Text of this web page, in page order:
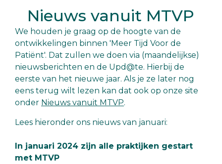
Nieuws vanuit MTVP
We houden je graag op de hoogte van de
ontwikkelingen binnen 'Meer Tijd Voor de
Patiënt'. Dat zullen we doen via (maandelijkse)
nieuwsberichten en de Upd@te. Hierbij de
eerste van het nieuwe jaar. Als je ze later nog
eens terug wilt lezen kan dat ook op onze site
onder Nieuws vanuit MTVP.
Lees hieronder ons nieuws van januari:
In januari 2024 zijn alle praktijken gestart
met MTVP